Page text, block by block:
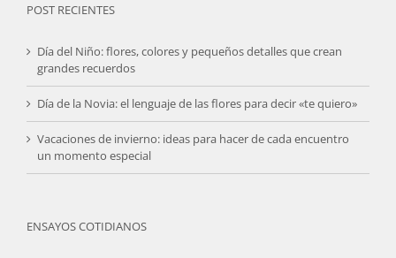
POST RECIENTES
Día del Niño: flores, colores y pequeños detalles que crean
grandes recuerdos
Día de la Novia: el lenguaje de las flores para decir «te quiero»
Vacaciones de invierno: ideas para hacer de cada encuentro
un momento especial
ENSAYOS COTIDIANOS